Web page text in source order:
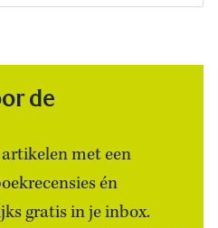
de
met een
én
gratis in je inbox.